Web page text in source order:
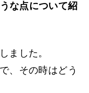
な点について紹
ました。
、その時はどう